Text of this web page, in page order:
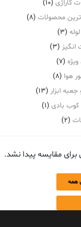
گاراژی (10)
محصولات (8)
(3)
(3)
(7)
هوا (8)
ابزار (13)
کوب بادی (1)
(2)
مقایسه پیدا نشد.
همه